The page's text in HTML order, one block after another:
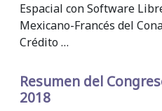
Espacial con Software
Mexicano-Francés del
Crédito …
Resumen del
2018